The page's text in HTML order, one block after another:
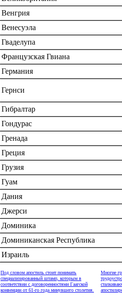
Венгрия
Венесуэла
Гваделупа
Французская Гвиана
Германия
Гернси
Гибралтар
Гондурас
Гренада
Греция
Грузия
Гуам
Дания
Джерси
Доминика
Доминиканская Республика
Израиль
Под словом апостиль стоит понимать
специализированный штамп, которым в
соответствии с договоренностями Гаагской
конвенции от 61-го года минувшего столетия.
Многие